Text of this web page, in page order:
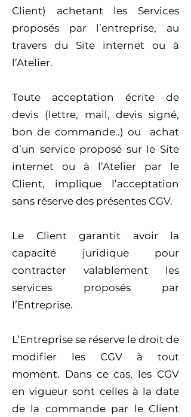
Client) achetant les Services
proposés par l’entreprise, au
travers du Site internet ou à
l’Atelier.
Toute acceptation écrite de
devis (lettre, mail, devis signé,
bon de commande..) ou achat
d’un service proposé sur le Site
internet ou à l’Atelier par le
Client, implique l’acceptation
sans réserve des présentes CGV.
Le Client garantit avoir la
capacité juridique pour
contracter valablement les
services proposés par
l’Entreprise.
L’Entreprise se réserve le droit de
modifier les CGV à tout
moment. Dans ce cas, les CGV
en vigueur sont celles à la date
de la commande par le Client